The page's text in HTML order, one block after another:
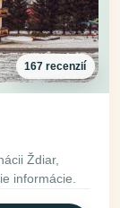
167 recenzií
Ždiar,
informácie.